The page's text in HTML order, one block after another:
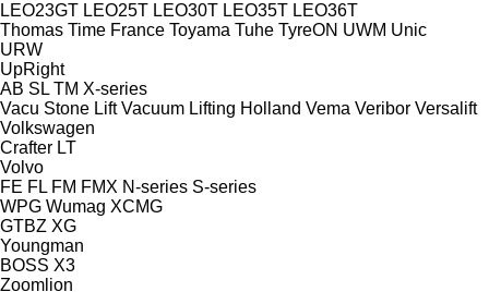
LEO23GT LEO25T LEO30T LEO35T LEO36T
Thomas Time France Toyama Tuhe TyreON UWM Unic
URW
UpRight
AB SL TM X-series
Vacu Stone Lift Vacuum Lifting Holland Vema Veribor Versalift
Volkswagen
Crafter LT
Volvo
FE FL FM FMX N-series S-series
WPG Wumag XCMG
GTBZ XG
Youngman
BOSS X3
Zoomlion